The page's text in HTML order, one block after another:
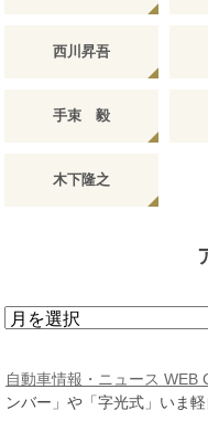
西川昇吾
手束 毅
木下隆之
ア
カ
イ
自動車情報・ニュース WEB
ンバー」や「字光式」いま